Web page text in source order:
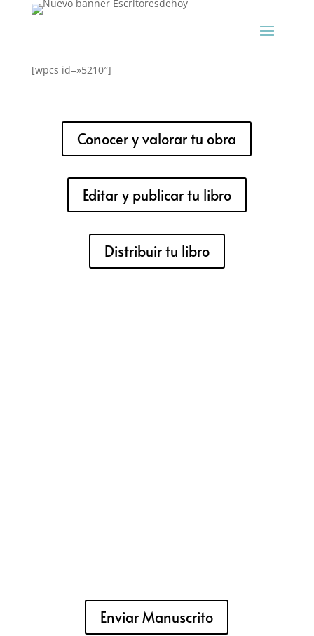
[wpcs id=»5210″]
Conocer y valorar tu obra
Editar y publicar tu libro
Distribuir tu libro
Enviar Manuscrito